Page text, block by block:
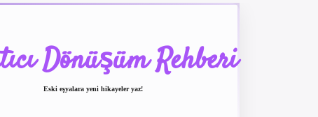
Dönüşüm Rehberi
Eski eşyalara yeni hikayeler yaz!